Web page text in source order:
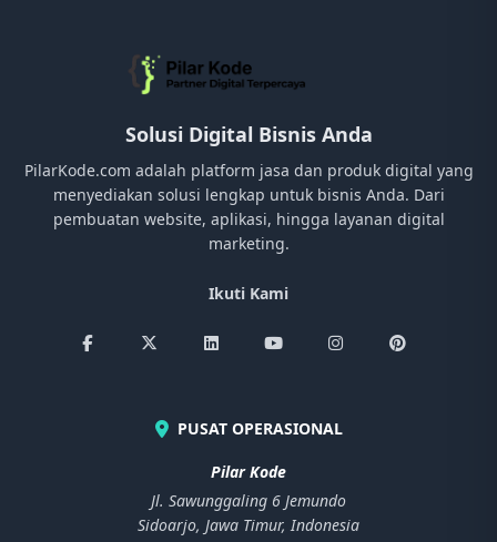
Solusi Digital Bisnis Anda
PilarKode.com adalah platform jasa dan produk digital yang
menyediakan solusi lengkap untuk bisnis Anda. Dari
pembuatan website, aplikasi, hingga layanan digital
marketing.
Ikuti Kami
PUSAT OPERASIONAL
Pilar Kode
Jl. Sawunggaling 6 Jemundo
Sidoarjo, Jawa Timur, Indonesia